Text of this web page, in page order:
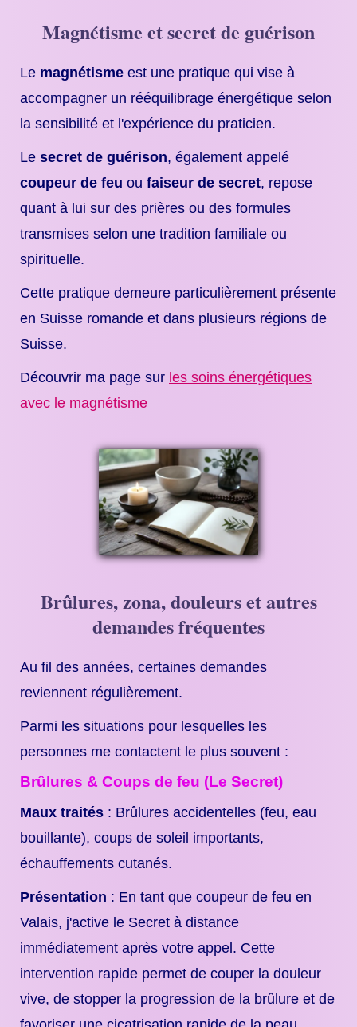
Magnétisme et secret de guérison
Le magnétisme est une pratique qui vise à
accompagner un rééquilibrage énergétique selon
la sensibilité et l'expérience du praticien.
Le secret de guérison, également appelé
coupeur de feu ou faiseur de secret, repose
quant à lui sur des prières ou des formules
transmises selon une tradition familiale ou
spirituelle.
Cette pratique demeure particulièrement présente
en Suisse romande et dans plusieurs régions de
Suisse.
Découvrir ma page sur les soins énergétiques
avec le magnétisme
Brûlures, zona, douleurs et autres
demandes fréquentes
Au fil des années, certaines demandes
reviennent régulièrement.
Parmi les situations pour lesquelles les
personnes me contactent le plus souvent :
Brûlures & Coups de feu (Le Secret)
Maux traités : Brûlures accidentelles (feu, eau
bouillante), coups de soleil importants,
échauffements cutanés.
Présentation : En tant que coupeur de feu en
Valais, j'active le Secret à distance
immédiatement après votre appel. Cette
intervention rapide permet de couper la douleur
vive, de stopper la progression de la brûlure et de